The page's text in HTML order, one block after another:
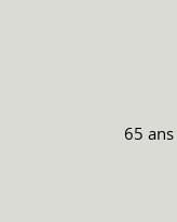
65 ans